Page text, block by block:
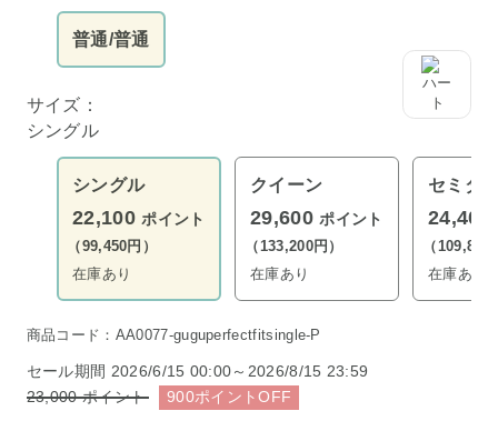
普通/普通
サイズ：
シングル
シングル
22,100 ポイント
（99,450円）
在庫あり
クイーン
29,600 ポイント
（133,200円）
在庫あり
セミダ
24,400
（109,800
在庫あり
商品コード：AA0077-guguperfectfitsingle-P
セール期間 2026/6/15 00:00～2026/8/15 23:59
23,000ポイント 900ポイントOFF